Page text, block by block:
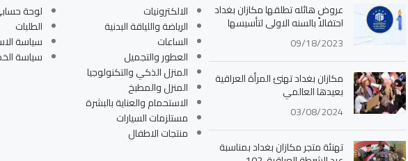
عروض هائله تطلقها مكازان بغداد
احتفالاً بالسنه الاولى لتأسيسها
09/18/2023
مكازان بغداد تهنئ المرأة العراقية
بعيدها العالمي
03/08/2024
تهنئة متجر مكازان بغداد بمناسبة
الالكترونيات
الرياضة واللياقة البدنية
الساعات
العطور والتجميل
المنزل الذكي والتكنولوجيا
المنزل والمطبخ
الاستحمام والعناية بالبشرة
مستلزمات السيارات
منتجات الاطفال
لوحة
الطلبات
سياسة
سياسة